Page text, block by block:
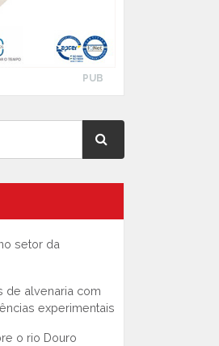
PUB
setor da
de alvenaria com
experimentais
o rio Douro